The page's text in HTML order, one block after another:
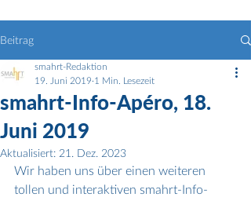
Beitrag
smahrt-Info-Apéro, 18.
Juni 2019
smahrt-Redaktion
19. Juni 2019 1 Min. Lesezeit
Aktualisiert: 21. Dez. 2023
Wir haben uns über einen weiteren
tollen und interaktiven smahrt-Info-